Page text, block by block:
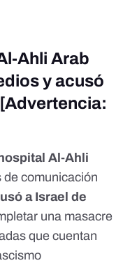
Ahli Arab
y acusó
Al-Ahli
comunicación
a Israel de
una masacre
que cuentan